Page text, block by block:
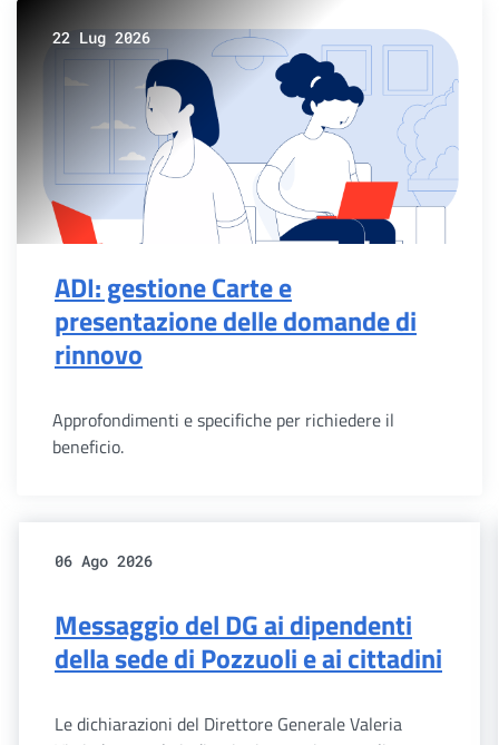
22 Lug 2026
ADI: gestione Carte e
presentazione delle domande di
rinnovo
Approfondimenti e specifiche per richiedere il
beneficio.
06 Ago 2026
Messaggio del DG ai dipendenti
della sede di Pozzuoli e ai cittadini
Le dichiarazioni del Direttore Generale Valeria